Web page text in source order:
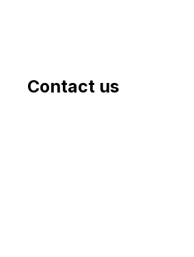
Contact us